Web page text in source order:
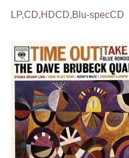
LP,CD,HDCD,Blu-specCD